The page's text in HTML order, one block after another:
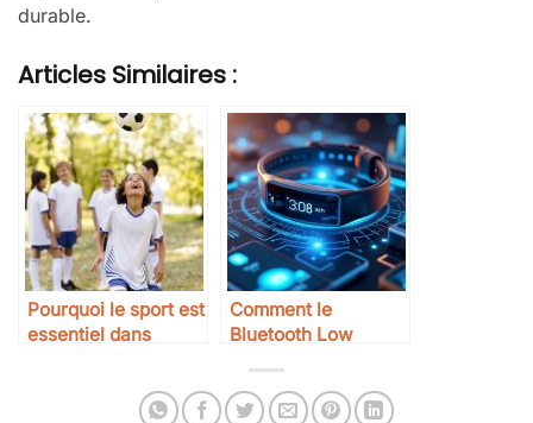
durable.
Articles Similaires :
Pourquoi le sport est
essentiel dans
Comment le
Bluetooth Low